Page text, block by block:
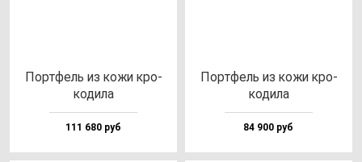
Пор­тфель из ко­жи кро­
ко­ди­ла
111 680 руб
Пор­тфель из ко­жи кро­
ко­ди­ла
84 900 руб